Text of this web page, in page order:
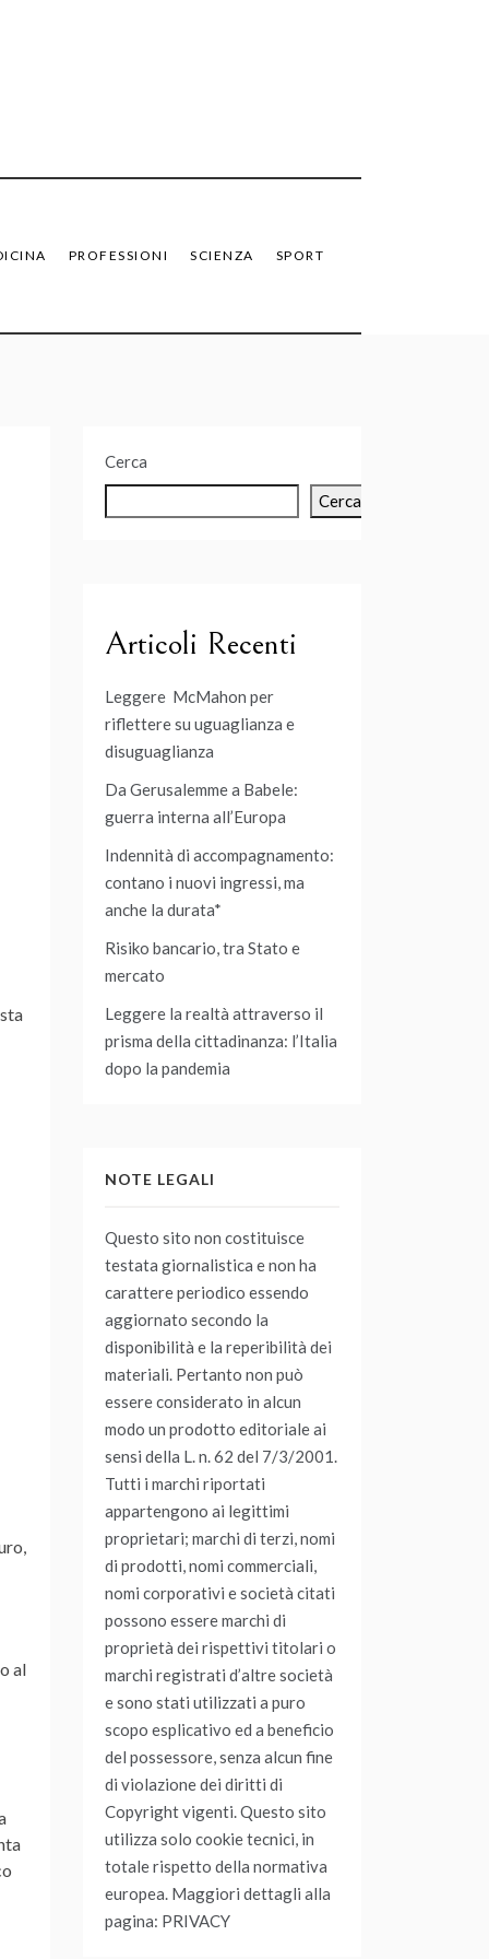
PROFESSIONI SCIENZA SPORT
al
Cerca
Cerca
Articoli Recenti
Leggere McMahon per
riflettere su uguaglianza e
disuguaglianza
Da Gerusalemme a Babele:
guerra interna all’Europa
Indennità di accompagnamento:
contano i nuovi ingressi, ma
anche la durata*
Risiko bancario, tra Stato e
mercato
Leggere la realtà attraverso il
prisma della cittadinanza: l’Italia
dopo la pandemia
NOTE LEGALI
Questo sito non costituisce
testata giornalistica e non ha
carattere periodico essendo
aggiornato secondo la
disponibilità e la reperibilità dei
materiali. Pertanto non può
essere considerato in alcun
modo un prodotto editoriale ai
sensi della L. n. 62 del 7/3/2001.
Tutti i marchi riportati
appartengono ai legittimi
proprietari; marchi di terzi, nomi
di prodotti, nomi commerciali,
nomi corporativi e società citati
possono essere marchi di
proprietà dei rispettivi titolari o
marchi registrati d’altre società
e sono stati utilizzati a puro
scopo esplicativo ed a beneficio
del possessore, senza alcun fine
di violazione dei diritti di
Copyright vigenti. Questo sito
utilizza solo cookie tecnici, in
totale rispetto della normativa
europea. Maggiori dettagli alla
pagina: PRIVACY